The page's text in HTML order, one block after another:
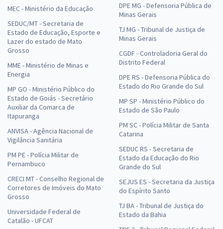
MEC - Ministério da Educação
SEDUC/MT - Secretaria de
Estado de Educação, Esporte e
Lazer do estado de Mato
Grosso
MME - Ministério de Minas e
Energia
MP GO - Ministério Público do
Estado de Goiás - Secretário
Auxiliar da Comarca de
Itapuranga
ANVISA - Agência Nacional de
Vigilância Sanitária
PM PE - Polícia Militar de
Pernambuco
CRECI MT - Conselho Regional de
Corretores de Imóveis do Mato
Grosso
Universidade Federal de
Catalão - UFCAT
DPE MG - Defensoria Pública de
Minas Gerais
TJ MG - Tribunal de Justiça de
Minas Gerais
CGDF - Controladoria Geral do
Distrito Federal
DPE RS - Defensoria Pública do
Estado do Rio Grande do Sul
MP SP - Ministério Público do
Estado de São Paulo
PM SC - Polícia Militar de Santa
Catarina
SEDUC RS - Secretaria de
Estado da Educação do Rio
Grande do Sul
SEJUS ES - Secretaria da Justiça
do Espírito Santo
TJ BA - Tribunal de Justiça do
Estado da Bahia